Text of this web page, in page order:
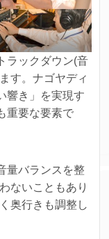
ラックダウン(音
す。ナゴヤディ
響き」を実現す
重要な要素で
量バランスを整
ないこともあり
奥行きも調整し